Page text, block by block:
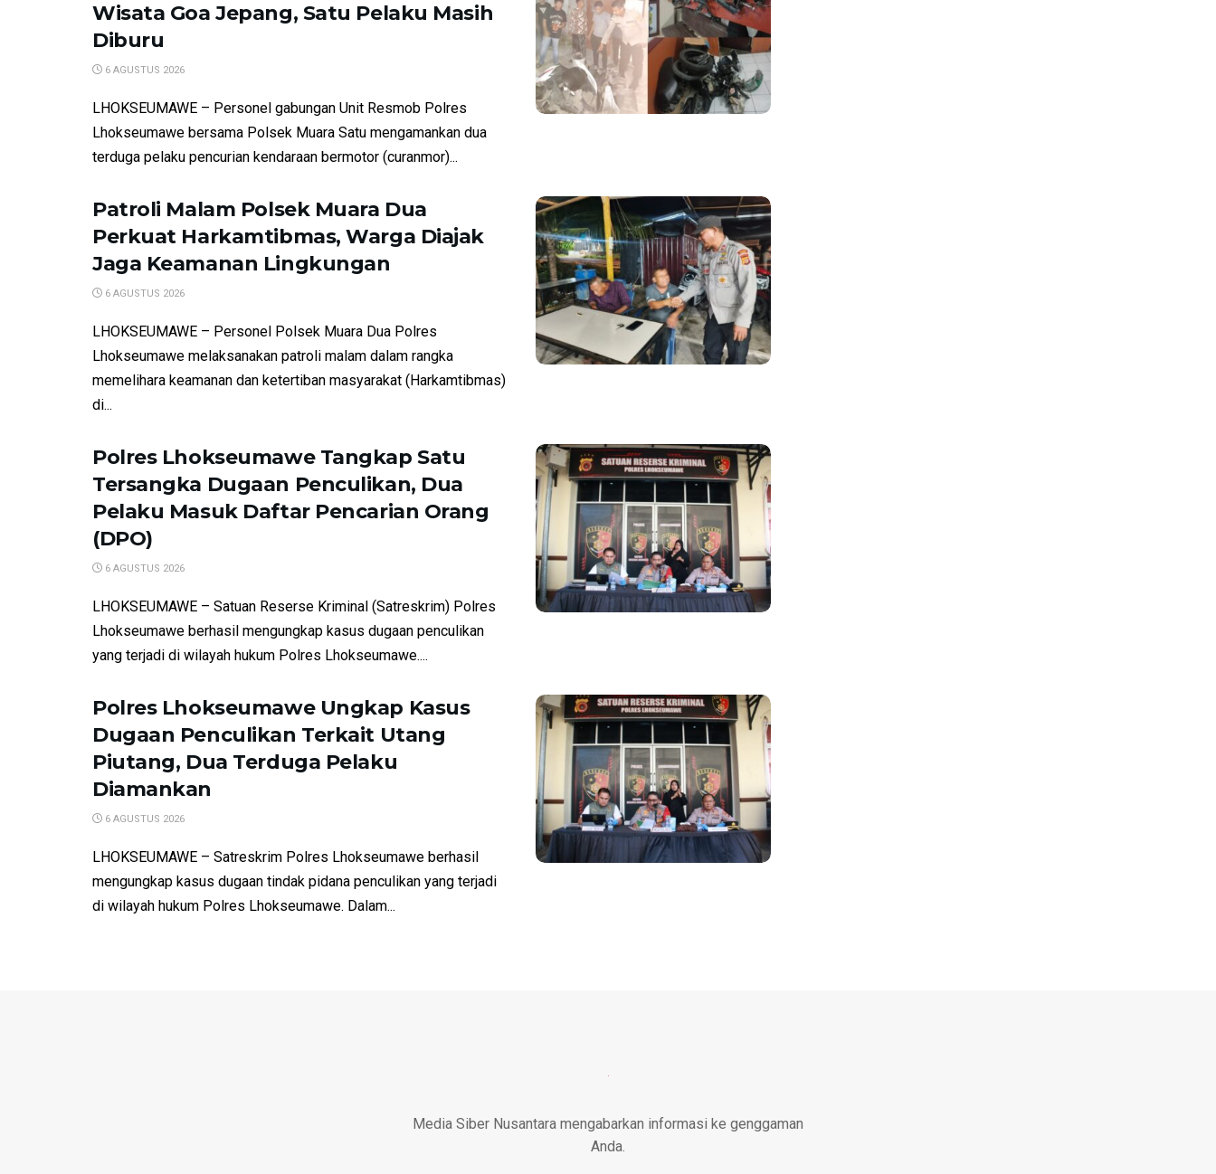
Wisata Goa Jepang, Satu Pelaku Masih
Diburu
6 AGUSTUS 2026
LHOKSEUMAWE – Personel gabungan Unit Resmob Polres
Lhokseumawe bersama Polsek Muara Satu mengamankan dua
terduga pelaku pencurian kendaraan bermotor (curanmor)...
Patroli Malam Polsek Muara Dua
Perkuat Harkamtibmas, Warga Diajak
Jaga Keamanan Lingkungan
6 AGUSTUS 2026
LHOKSEUMAWE – Personel Polsek Muara Dua Polres
Lhokseumawe melaksanakan patroli malam dalam rangka
memelihara keamanan dan ketertiban masyarakat (Harkamtibmas)
di...
Polres Lhokseumawe Tangkap Satu
Tersangka Dugaan Penculikan, Dua
Pelaku Masuk Daftar Pencarian Orang
(DPO)
6 AGUSTUS 2026
LHOKSEUMAWE – Satuan Reserse Kriminal (Satreskrim) Polres
Lhokseumawe berhasil mengungkap kasus dugaan penculikan
yang terjadi di wilayah hukum Polres Lhokseumawe....
Polres Lhokseumawe Ungkap Kasus
Dugaan Penculikan Terkait Utang
Piutang, Dua Terduga Pelaku
Diamankan
6 AGUSTUS 2026
LHOKSEUMAWE – Satreskrim Polres Lhokseumawe berhasil
mengungkap kasus dugaan tindak pidana penculikan yang terjadi
di wilayah hukum Polres Lhokseumawe. Dalam...
Media Siber Nusantara mengabarkan informasi ke genggaman
Anda.